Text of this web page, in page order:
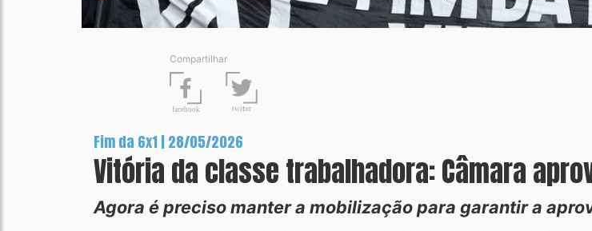
Compartilhar
facebook twitter
Fim da 6x1 | 28/05/2026
Vitória da classe trabalhadora: Câmara
Agora é preciso manter a mobilização para garantir a